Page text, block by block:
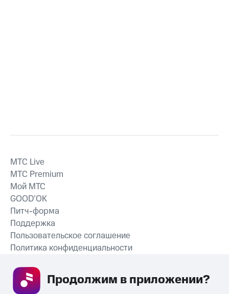
СКАЧАТЬ ПРИЛОЖЕНИЕ
MTС Live
MTС Premium
Мой МТС
GOOD’OK
Питч-форма
Поддержка
Пользовательское соглашение
Политика конфиденциальности